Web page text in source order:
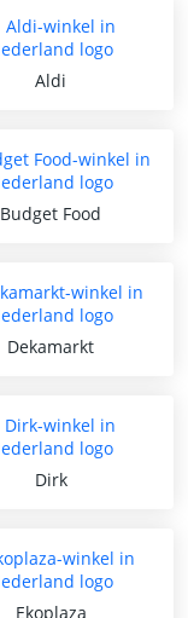
Aldi
Budget Food
Dekamarkt
Dirk
Ekoplaza